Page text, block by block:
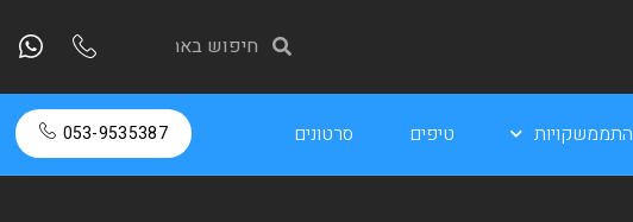
התממשקויות טיפים סרטונים 053-9535387